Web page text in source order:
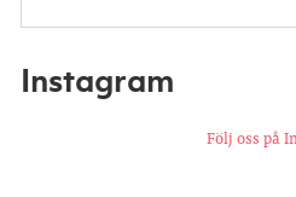
Instagram
Följ oss på